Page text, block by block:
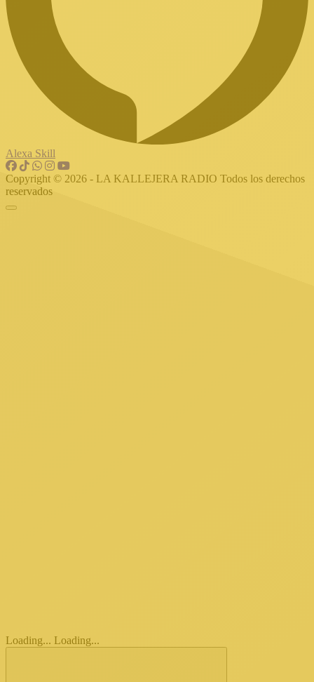
Alexa Skill
Copyright © 2026 - LA KALLEJERA RADIO Todos los derechos
reservados
Loading... Loading...